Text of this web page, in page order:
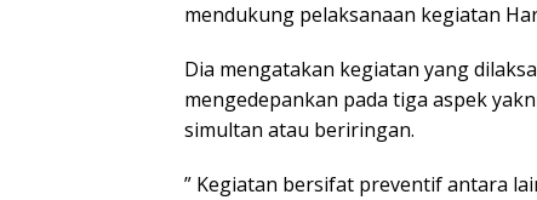
mendukung pelaksanaan kegiatan
Dia mengatakan kegiatan yang
mengedepankan pada tiga aspek
simultan atau beriringan.
” Kegiatan bersifat preventif antara